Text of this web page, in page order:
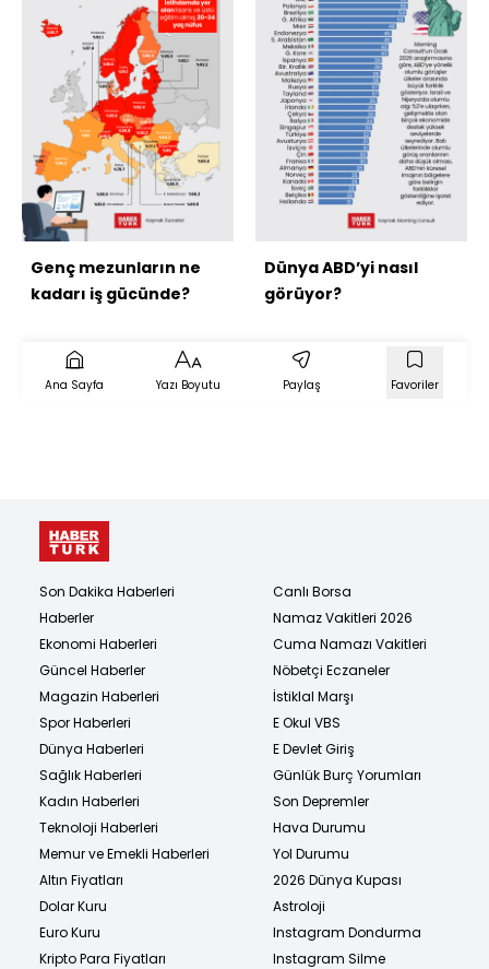
Genç mezunların ne
kadarı iş gücünde?
Dünya ABD’yi nasıl
görüyor?
Ana Sayfa Yazı Boyutu Paylaş Favoriler
Son Dakika Haberleri
Haberler
Ekonomi Haberleri
Güncel Haberler
Magazin Haberleri
Spor Haberleri
Dünya Haberleri
Sağlık Haberleri
Kadın Haberleri
Teknoloji Haberleri
Memur ve Emekli Haberleri
Altın Fiyatları
Dolar Kuru
Euro Kuru
Kripto Para Fiyatları
Canlı Borsa
Namaz Vakitleri 2026
Cuma Namazı Vakitleri
Nöbetçi Eczaneler
İstiklal Marşı
E Okul VBS
E Devlet Giriş
Günlük Burç Yorumları
Son Depremler
Hava Durumu
Yol Durumu
2026 Dünya Kupası
Astroloji
Instagram Dondurma
Instagram Silme